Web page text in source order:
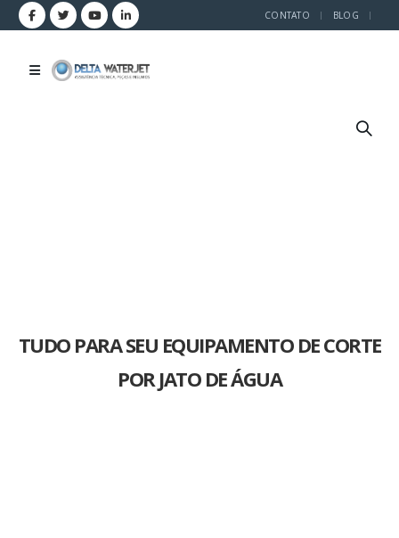
CONTATO BLOG
TUDO PARA SEU EQUIPAMENTO DE CORTE
POR JATO DE ÁGUA